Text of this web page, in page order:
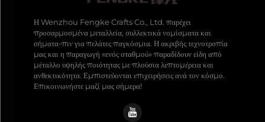
Η Wenzhou Fengke Crafts Co., Ltd. παρέχει
προσαρμοσμένα μεταλλεία, συλλεκτικά νομίσματα και
σήματα-πιν για πελάτες παγκόσμια. Η ακριβής τεχνοτροπία
μας και η παραγωγή «ενός σταθμού» παραδίδουν είδη από
μέταλλο υψηλής ποιότητας με πλούσια λεπτομέρεια και
ανθεκτικότητα. Εμπιστεύονται επιχειρήσεις ανά τον κόσμο.
Επικοινωνήστε μαζί μας σήμερα!